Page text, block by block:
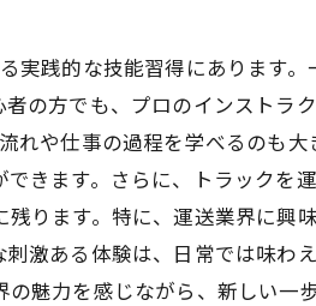
実践的な技能習得にあります
の方でも、プロのインストラ
れや仕事の過程を学べるのも
きます。さらに、トラックを
ります。特に、運送業界に興
激ある体験は、日常では味
魅力を感じながら、新しい一